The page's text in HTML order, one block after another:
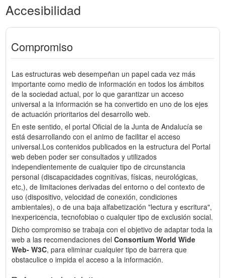
Accesibilidad
Compromiso
Las estructuras web desempeñan un papel cada vez más
importante como medio de información en todos los ámbitos
de la sociedad actual, por lo que garantizar un acceso
universal a la información se ha convertido en uno de los ejes
de actuación prioritarios del desarrollo web.
En este sentido, el portal Oficial de la Junta de Andalucía se
está desarrollando con el animo de facilitar el acceso
universal.Los contenidos publicados en la estructura del Portal
web deben poder ser consultados y utilizados
independientemente de cualquier tipo de circunstancia
personal (discapacidades cognitívas, físicas, neurológicas,
etc,), de limitaciones derivadas del entorno o del contexto de
uso (dispositivo, velocidad de conexión, condiciones
ambientales), o de una baja alfabetización "lectura y escritura",
inexpericencia, tecnofobiao o cualquier tipo de exclusión social.
Dicho compromiso se trabaja con el objetivo de adaptar toda la
web a las recomendaciones del Consortium World Wide
Web- W3C, para eliminar cualquier tipo de barrera que
obstaculice o impida el acceso a la información.